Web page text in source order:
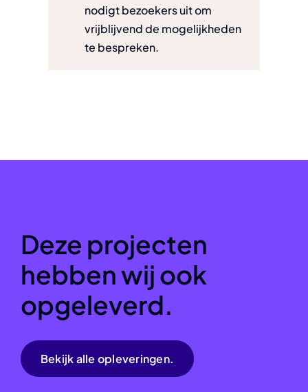
nodigt bezoekers uit om
vrijblijvend de mogelijkheden
te bespreken.
Deze projecten
hebben wij ook
opgeleverd.
Bekijk alle opleveringen.